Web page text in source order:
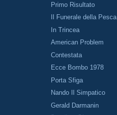
Primo Risultato
Il Funerale della Pesca
In Trincea
American Problem
Contestata
Ecce Bombo 1978
Porta Sfiga
Nando Il Simpatico
Gerald Darmanin